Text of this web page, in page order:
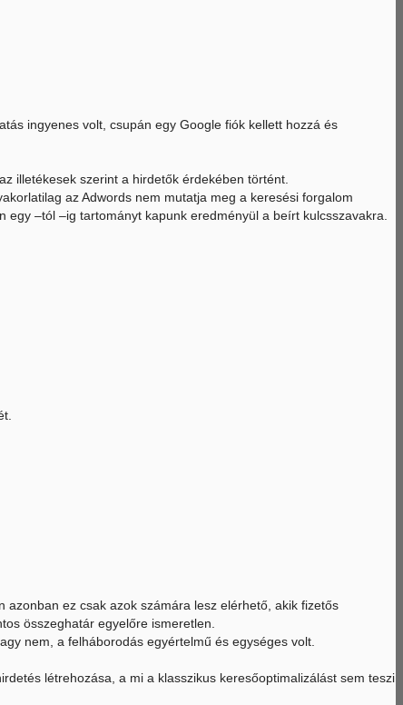
ingyenes volt, csupán egy Google fiók kellett hozzá és
illetékesek szerint a hirdetők érdekében történt.
az Adwords nem mutatja meg a keresési forgalom
–tól –ig tartományt kapunk eredményül a beírt kulcsszavakra.
ez csak azok számára lesz elérhető, akik fizetős
összeghatár egyelőre ismeretlen.
nem, a felháborodás egyértelmű és egységes volt.
létrehozása, a mi a klasszikus keresőoptimalizálást sem teszi